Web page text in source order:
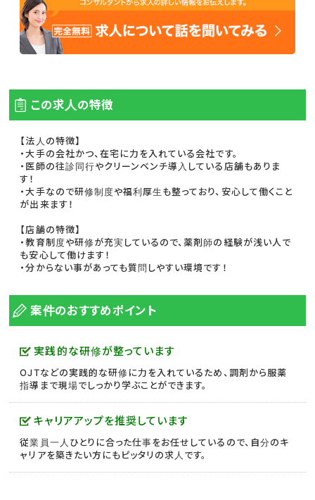
この求人の特徴
【法人の特徴】
・大手の会社かつ、在宅に力を入れている会社です。
・医師の往診同行やクリーンベンチ導入している店舗もありま
す！
・大手なので研修制度や福利厚生も整っており、安心して働くこと
が出来ます！
【店舗の特徴】
・教育制度や研修が充実しているので、薬剤師の経験が浅い人で
も安心して働けます！
・分からない事があっても質問しやすい環境です！
案件のおすすめポイント
実践的な研修が整っています
OJTなどの実践的な研修に力を入れているため、調剤から服薬
指導まで現場でしっかり学ぶことができます。
キャリアアップを推奨しています
従業員一人ひとりに合った仕事をお任せしているので、自分のキ
ャリアを築きたい方にもピッタリの求人です。